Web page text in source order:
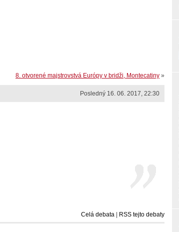
8. otvorené majstrovstvá Európy v bridži, Montecatiny »
Posledný 16. 06. 2017, 22:30
Celá debata RSS tejto debaty